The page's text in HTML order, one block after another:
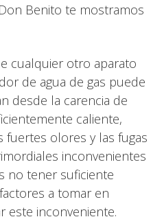
Benito te mostramos
cualquier otro aparato
de agua de gas puede
desde la carencia de
caliente,
fuertes olores y las fugas
inconvenientes
no tener suficiente
a tomar en
este inconveniente.